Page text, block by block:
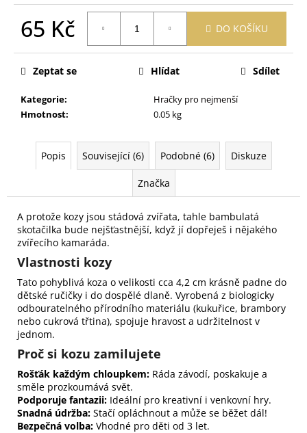
65 Kč DO KOŠÍKU
Kategorie:
Hračky pro nejmenší
Hmotnost: 0.05 kg
Zeptat se Hlídat Sdílet
Popis Související (6) Podobné (6) Diskuze
Značka
A protože kozy jsou stádová zvířata, tahle bambulatá
skotačilka bude nejšťastnější, když jí dopřeješ i nějakého
zvířecího kamaráda.
Vlastnosti kozy
Tato pohyblivá koza o velikosti cca 4,2 cm krásně padne do
dětské ručičky i do dospělé dlaně. Vyrobená z biologicky
odbouratelného přírodního materiálu (kukuřice, brambory
nebo cukrová třtina), spojuje hravost a udržitelnost v
jednom.
Proč si kozu zamilujete
Rošťák každým chloupkem: Ráda závodí, poskakuje a
směle prozkoumává svět.
Podporuje fantazii: Ideální pro kreativní i venkovní hry.
Snadná údržba: Stačí opláchnout a může se běžet dál!
Bezpečná volba: Vhodné pro děti od 3 let.
u
u
j
e
e
PRACÍ
PAPÍRKY
BAVLNY
5
KS
59